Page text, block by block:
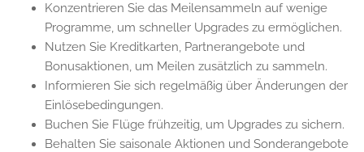
Konzentrieren Sie das Meilensammeln auf wenige
Programme, um schneller Upgrades zu ermöglichen.
Nutzen Sie Kreditkarten, Partnerangebote und
Bonusaktionen, um Meilen zusätzlich zu sammeln.
Informieren Sie sich regelmäßig über Änderungen der
Einlösebedingungen.
Buchen Sie Flüge frühzeitig, um Upgrades zu sichern.
Behalten Sie saisonale Aktionen und Sonderangebote